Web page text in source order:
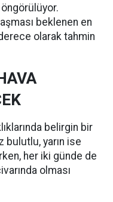
beklenen en
olarak tahmin
belirgin bir
bulutlu, yarın ise
her iki günde de
olması